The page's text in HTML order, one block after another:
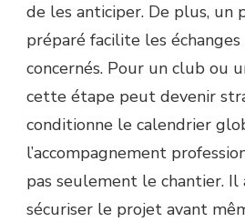
de les anticiper. De plus, un
préparé facilite les échanges
concernés. Pour un club ou
cette étape peut devenir
conditionne le calendrier
l’accompagnement
pas seulement le chantier. Il
sécuriser le projet avant